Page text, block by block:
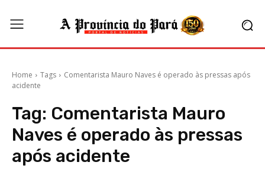
Home Tags
Comentarista Mauro Naves é operado às pressas após
acidente
Tag: Comentarista Mauro
Naves é operado às pressas
após acidente